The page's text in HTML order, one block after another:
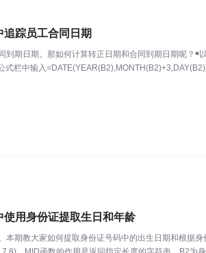
追踪员工合同日期
到期日期。那如何计算转正日期和合同到期日期呢？￭
栏中输入
使用身份证提取生日和年龄
本期教大家如何提取身份证号码中的出生日期和根据